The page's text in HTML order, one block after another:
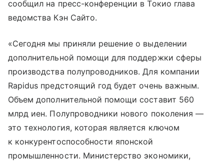
сообщил на пресс-конференции в Токио глава
ведомства Кэн Сайто.
«Сегодня мы приняли решение о выделении
дополнительной помощи для поддержки сферы
производства полупроводников. Для компании
Rapidus предстоящий год будет очень важным.
Объем дополнительной помощи составит 560
млрд иен. Полупроводники нового поколения —
это технология, которая является ключом
к конкурентоспособности японской
промышленности. Министерство экономики,